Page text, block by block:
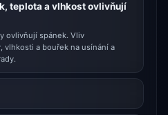
teplota a vlhkost ovlivňují
ovlivňují spánek. Vliv
a bouřek na usínání a